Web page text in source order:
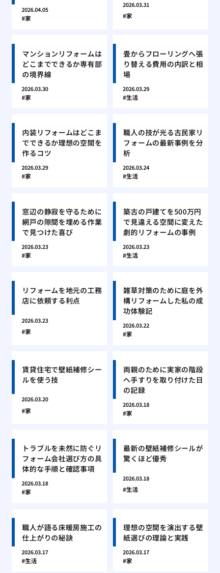
2026.04.05
家
2026.03.31
家
マンションリフォームは
どこまでできるか専有部
の境界線
2026.03.30
家
畳からフローリングへ張
り替える費用の内訳と相
場
2026.03.29
生活
内装リフォームはどこま
でできるか理想の空間を
作るコツ
2026.03.29
家
職人の技が光る古民家リ
フォームの最新事例を分
析
2026.03.24
生活
窓辺の静寂を守るために
網戸の隙間を埋める作業
で見つけた喜び
2026.03.23
家
築古の戸建てを500万円
で見違える空間に変えた
劇的リフォームの事例
2026.03.23
生活
リフォームを地元の工務
店に依頼する利点
2026.03.23
家
雑草対策のために庭を外
構リフォームした私の成
功体験記
2026.03.22
家
賃貸住宅で壁紙補修シー
ルを使う技
2026.03.20
家
両親のために実家の階段
へ手すりを取り付けた日
の記録
2026.03.18
家
トラブルを未然に防ぐリ
フォーム会社選び方の具
体的な手順と確認事項
2026.03.18
家
最新の壁紙補修シールが
驚くほど優秀
2026.03.18
生活
職人が語る床暖房施工の
仕上がりの秘訣
2026.03.17
生活
理想の空間を演出する壁
紙選びの理論と実践
2026.03.17
家